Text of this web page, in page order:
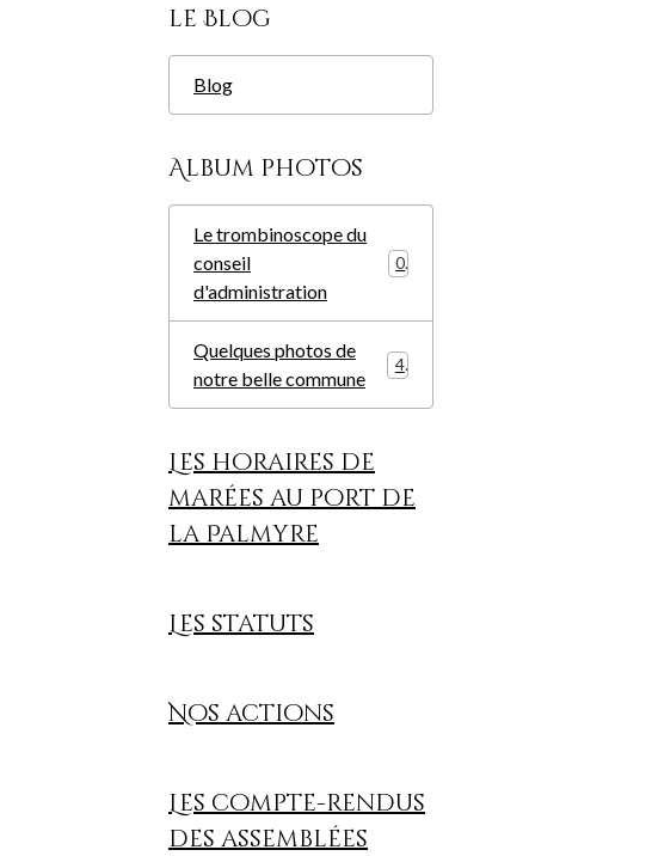
le Blog
Blog
Album photos
Le trombinoscope du
conseil
d'administration
0
Quelques photos de
notre belle commune
4
Les horaires de
marées au port de
la Palmyre
Les statuts
Nos actions
Les compte-rendus
des assemblées